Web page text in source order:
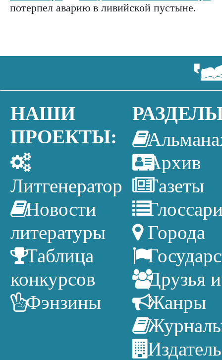
потерпел аварию в ливийской пустыне.
НАШИ
ПРОЕКТЫ:
Литгенератор
Новости
литературы
Таблица
конкурсов
Фэнзины
Архив
Газеты
Города
Друзья
Жанры